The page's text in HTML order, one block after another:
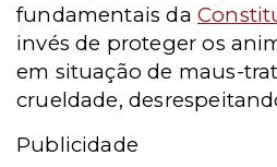
fundamentais da
invés de proteger os
em situação de maus-
crueldade,
Publicidade